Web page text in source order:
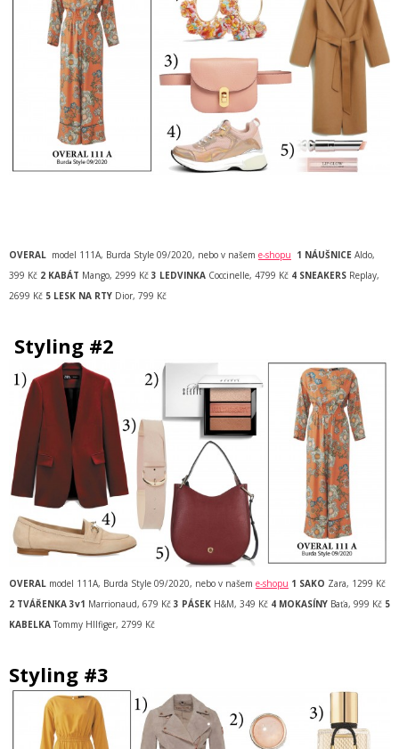
OVERAL model 111A, Burda Style 09/2020, nebo v našem e-shopu 1 NÁUŠNICE Aldo,
399 Kč 2 KABÁT Mango, 2999 Kč 3 LEDVINKA Coccinelle, 4799 Kč 4 SNEAKERS Replay,
2699 Kč 5 LESK NA RTY Dior, 799 Kč
Styling #2
OVERAL model 111A, Burda Style 09/2020, nebo v našem e-shopu 1 SAKO Zara, 1299 Kč
2 TVÁŘENKA 3v1 Marrionaud, 679 Kč 3 PÁSEK H&M, 349 Kč 4 MOKASÍNY Baťa, 999 Kč 5
KABELKA Tommy HIlfiger, 2799 Kč
Styling #3